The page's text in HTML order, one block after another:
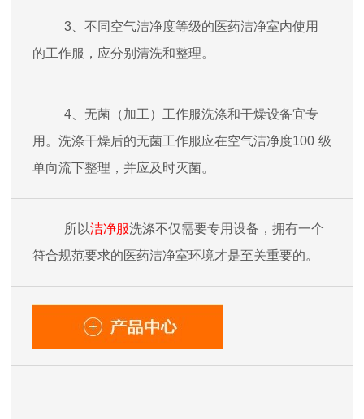
3 、不同空气洁净度等级的医药洁净室内使用
的工作服，应分别清洗和整理。
4
无菌（加工）工作服洗涤和干燥设备宜专
用。洗涤干燥后的无菌工作服应在空气洁净度100 级
单向流下整理，并应及时灭菌。
所以洁净服洗涤不仅需要专用设备，拥有一个
符合规范要求的医药洁净室环境才是至关重要的。